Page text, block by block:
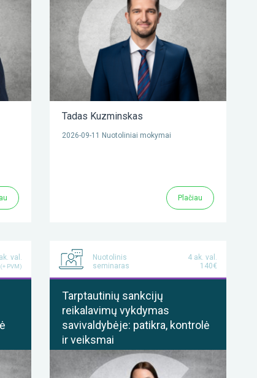
Tadas Kuzminskas
2026-09-11 Nuotoliniai mokymai
Plačiau
val.
(+ PVM)
Nuotolinis
seminaras
4 ak. val.
140€
Tarptautinių sankcijų
reikalavimų vykdymas
savivaldybėje: patikra, kontrolė
ir veiksmai